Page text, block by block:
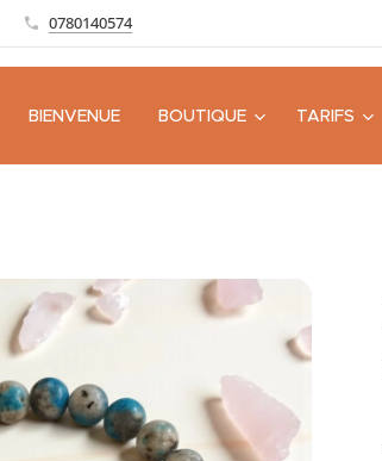
0780140574
BIENVENUE BOUTIQUE TARIFS